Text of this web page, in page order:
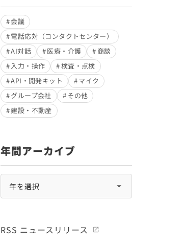
会議
電話応対（コンタクトセンター）
AI対話
医療・介護
商談
入力・操作
検査・点検
API・開発キット
マイク
グループ会社
その他
建設・不動産
年間アーカイブ
RSS ニュースリリース